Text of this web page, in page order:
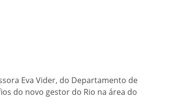
Eva Vider, do Departamento de
do novo gestor do Rio na área do